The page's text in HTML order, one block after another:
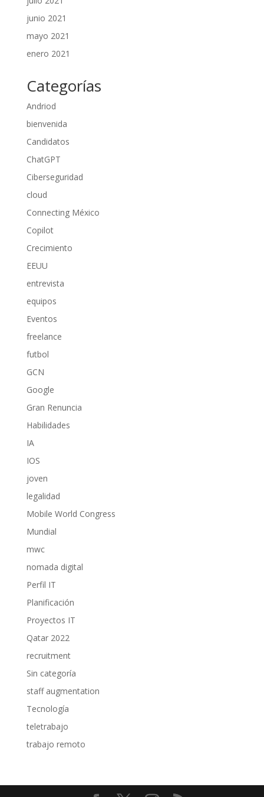
junio 2021
mayo 2021
enero 2021
Categorías
Andriod
bienvenida
Candidatos
ChatGPT
Ciberseguridad
cloud
Connecting México
Copilot
Crecimiento
EEUU
entrevista
equipos
Eventos
freelance
futbol
GCN
Google
Gran Renuncia
Habilidades
IA
IOS
joven
legalidad
Mobile World Congress
Mundial
mwc
nomada digital
Perfil IT
Planificación
Proyectos IT
Qatar 2022
recruitment
Sin categoría
staff augmentation
Tecnología
teletrabajo
trabajo remoto